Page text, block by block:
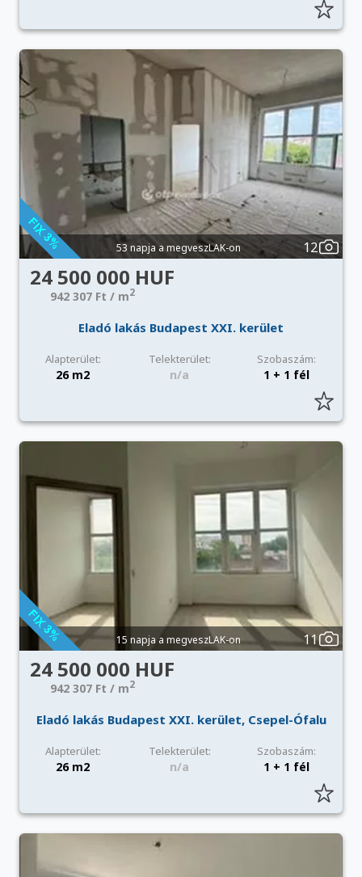
53 napja a megveszLAK-on 12
24 500 000 HUF
942 307 Ft / m2
Eladó lakás Budapest XXI. kerület
Alapterület: Telekterület: Szobaszám:
26 m2 n/a 1 + 1 fél
15 napja a megveszLAK-on 11
24 500 000 HUF
942 307 Ft / m2
Eladó lakás Budapest XXI. kerület, Csepel-Ófalu
Alapterület: Telekterület: Szobaszám:
26 m2 n/a 1 + 1 fél